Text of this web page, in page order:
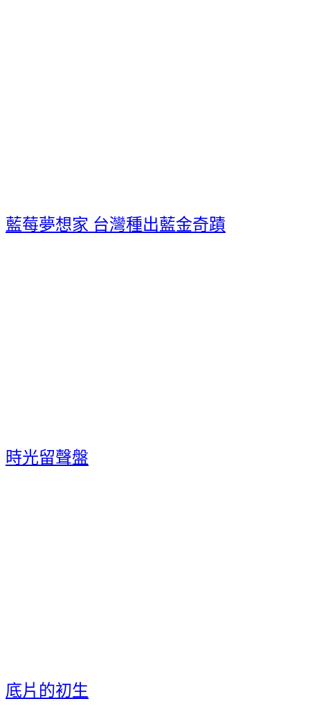
藍莓夢想家 台灣種出藍金奇蹟
時光留聲盤
底片的初生